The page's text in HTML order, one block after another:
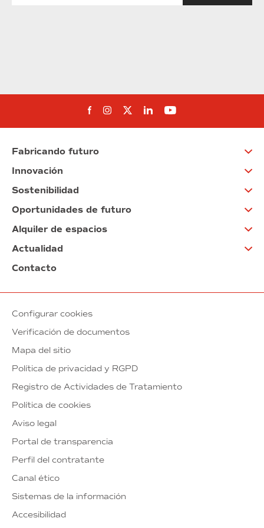
Síguenos en Facebook
Síguenos en Instagram
Síguenos en Twitter
Síguenos en Linkedin
Síguenos en
Fabricando futuro
Innovación
Sostenibilidad
Oportunidades de futuro
Alquiler de espacios
Actualidad
Contacto
Configurar cookies
Verificación de documentos
Mapa del sitio
Política de privacidad y RGPD
Registro de Actividades de Tratamiento
Política de cookies
Aviso legal
Portal de transparencia
Perfil del contratante
Canal ético
Sistemas de la información
Accesibilidad